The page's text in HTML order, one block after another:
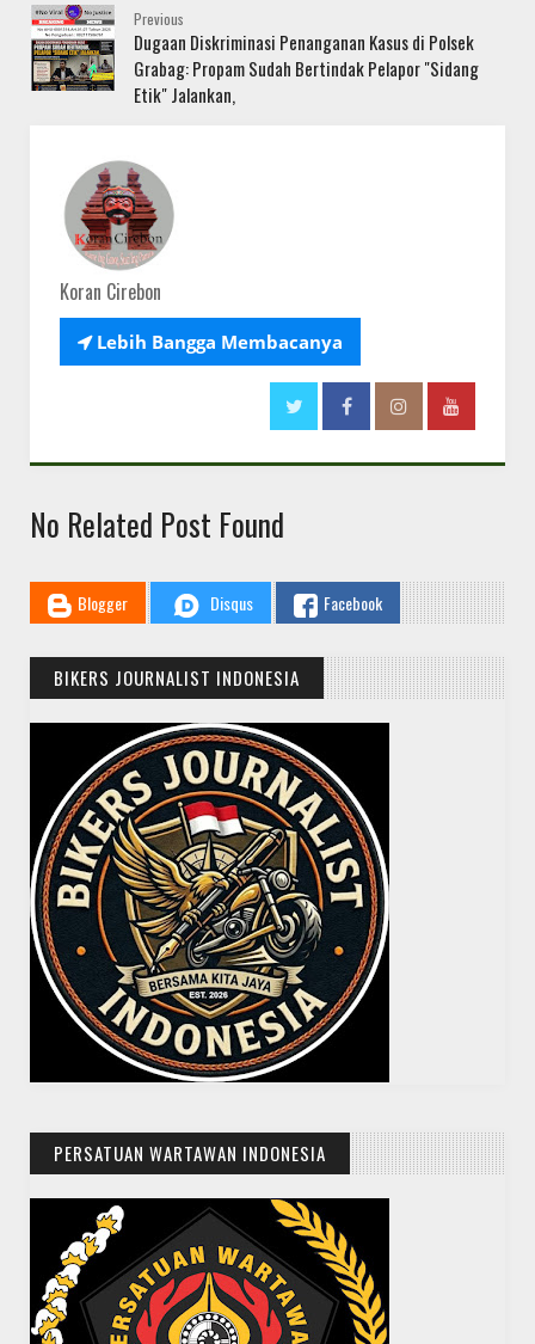
Previous
Dugaan Diskriminasi Penanganan Kasus di Polsek
Grabag: Propam Sudah Bertindak Pelapor "Sidang
Etik" Jalankan,
Koran Cirebon
Lebih Bangga Membacanya
No Related Post Found
Blogger Disqus Facebook
BIKERS JOURNALIST INDONESIA
PERSATUAN WARTAWAN INDONESIA